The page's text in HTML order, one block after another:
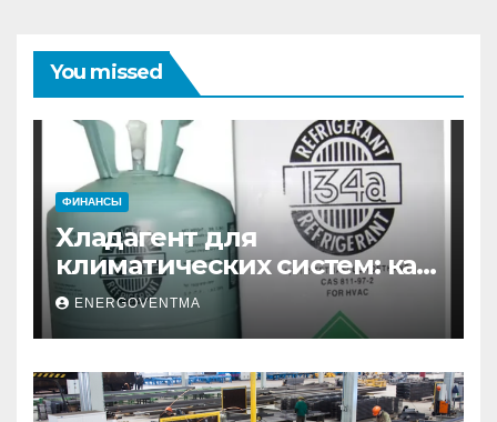
You missed
ФИНАНСЫ
Хладагент для
климатических систем: как
выбрать и купить фреон в
Санкт-Петербурге
ENERGOVENTMA